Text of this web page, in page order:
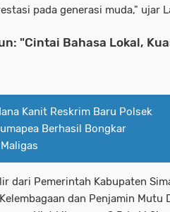
pada generasi muda," ujar
"Cintai Bahasa Lokal,
Kanit Reskrim Baru Polsek
Berhasil Bongkar
dari Pemerintah Kabupaten
dan Penjamin Mutu